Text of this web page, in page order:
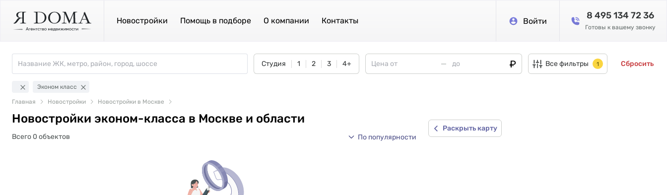
Новостройки Помощь в подборе О компании Контакты Войти
8 495 134 72 36
Готовы к вашему звонку
Студия 1 2 3 4+ Все фильтры 1 Сбросить
Эконом класс
Главная Новостройки Новостройки в Москве
Раскрыть карту
Новостройки эконом-класса в Москве и области
Всего 0 объектов По популярности